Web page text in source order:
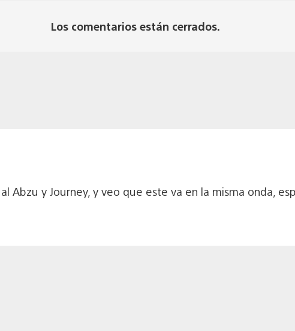
Los comentarios están cerrados.
Abzu y Journey, y veo que este va en la misma onda,